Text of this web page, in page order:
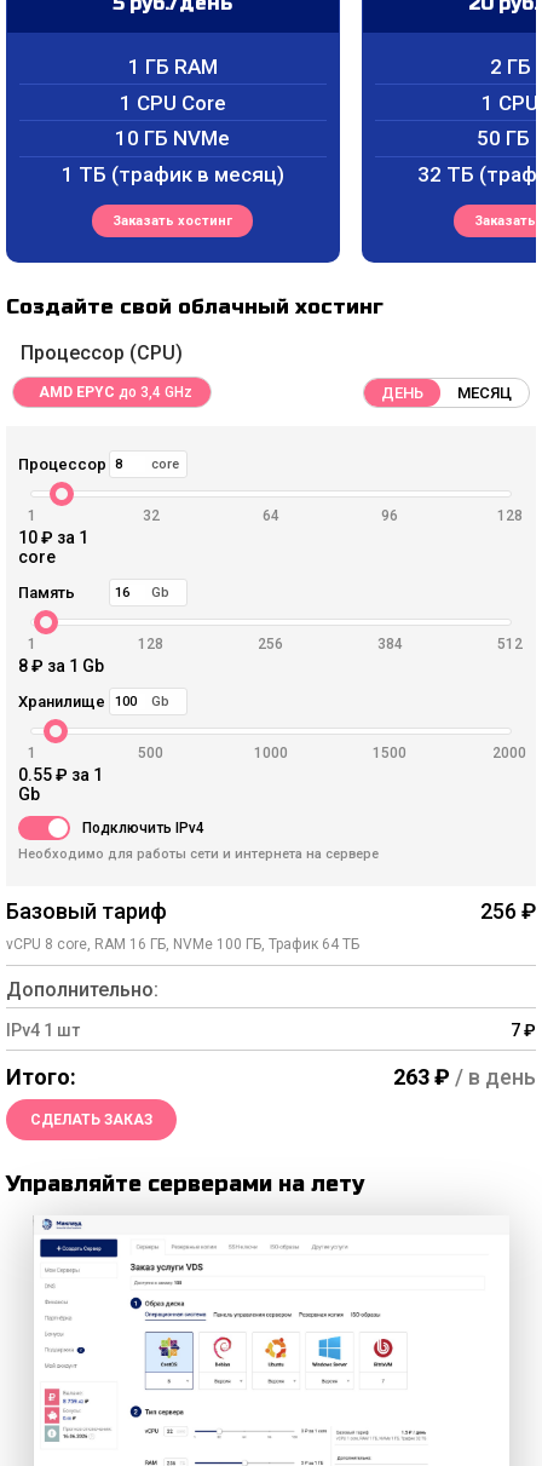
1 ГБ RAM
1 CPU Core
10 ГБ NVMe
1 ТБ (трафик в месяц)
Заказать хостинг
2 ГБ
1
50 ГБ
32 ТБ
Заказать
Создайте свой облачный хостинг
Процессор (CPU)
AMD EPYC до 3,4 GHz ДЕНЬ МЕСЯЦ
Процессор core
1 32 64 96 128
10₽ за 1
core
Память Gb
1 128 256 384 512
8₽ за 1 Gb
Хранилище Gb
1 500 1000 1500 2000
0.55₽ за 1
Gb
Подключить IPv4
Необходимо для работы сети и интернета на сервере
Базовый тариф 256₽
vCPU 8 core, RAM 16 ГБ, NVMe 100 ГБ, Трафик 64 TБ
Дополнительно:
IPv4 1 шт 7₽
Итого: 263₽ / в день
СДЕЛАТЬ ЗАКАЗ
Управляйте серверами на лету